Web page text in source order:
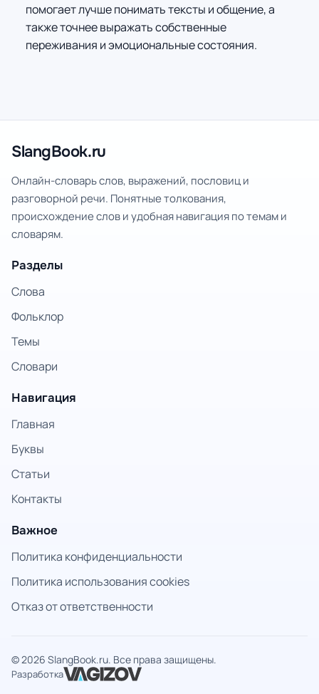
помогает лучше понимать тексты и общение, а
также точнее выражать собственные
переживания и эмоциональные состояния.
SlangBook.ru
Онлайн-словарь слов, выражений, пословиц и
разговорной речи. Понятные толкования,
происхождение слов и удобная навигация по темам и
словарям.
Разделы
Слова
Фольклор
Темы
Словари
Навигация
Главная
Буквы
Статьи
Контакты
Важное
Политика конфиденциальности
Политика использования cookies
Отказ от ответственности
© 2026 SlangBook.ru. Все права защищены.
Разработка